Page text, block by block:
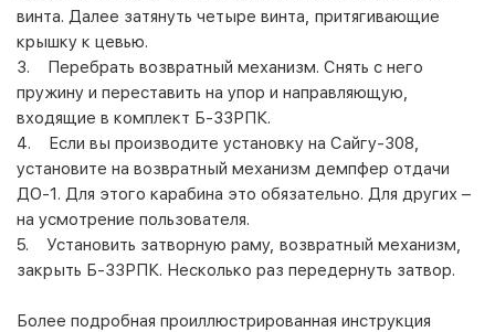
винта. Далее затянуть четыре винта, притягивающие
крышку к цевью.
3. Перебрать возвратный механизм. Снять с него
пружину и переставить на упор и направляющую,
входящие в комплект Б-33РПК.
4. Если вы производите установку на Сайгу-308,
установите на возвратный механизм демпфер отдачи
ДО-1. Для этого карабина это обязательно. Для других –
на усмотрение пользователя.
5. Установить затворную раму, возвратный механизм,
закрыть Б-33РПК. Несколько раз передернуть затвор.
Более подробная проиллюстрированная инструкция